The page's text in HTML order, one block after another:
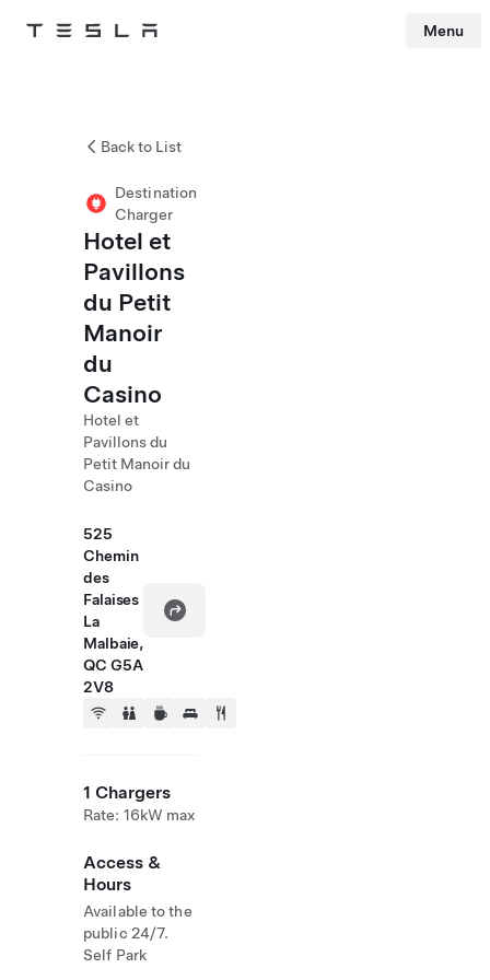
Tesla Menu
Back to List
Destination
Charger
Hotel et
Pavillons
du Petit
Manoir
du
Casino
Hotel et
Pavillons du
Petit Manoir du
Casino
525
Chemin
des
Falaises
La
Malbaie,
QC G5A
2V8
1 Chargers
Rate: 16kW max
Access &
Hours
Available to the
public 24/7.
Self Park